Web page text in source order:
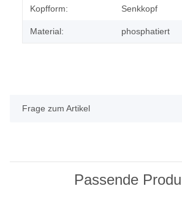
Kopfform: Senkkopf
Material: phosphatiert
Frage zum Artikel
Passende